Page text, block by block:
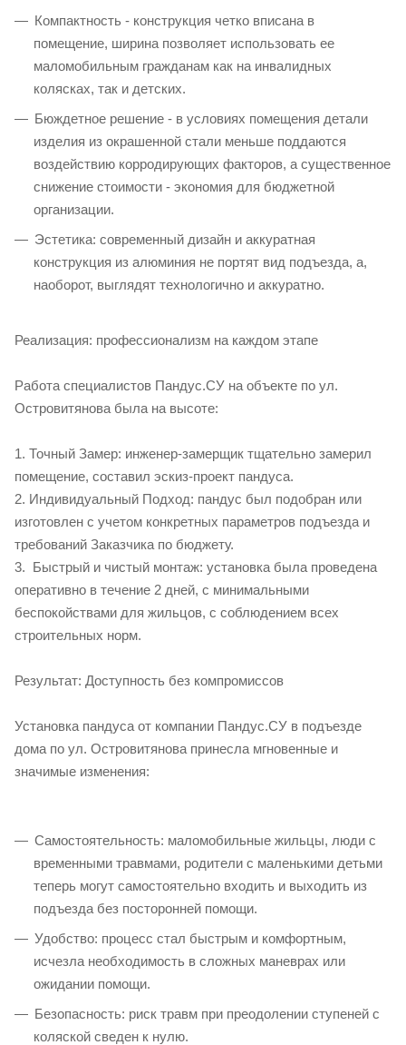
Компактность - конструкция четко вписана в
помещение, ширина позволяет использовать ее
маломобильным гражданам как на инвалидных
колясках, так и детских.
Бюждетное решение - в условиях помещения детали
изделия из окрашенной стали меньше поддаются
воздействию корродирующих факторов, а существенное
снижение стоимости - экономия для бюджетной
организации.
Эстетика: современный дизайн и аккуратная
конструкция из алюминия не портят вид подъезда, а,
наоборот, выглядят технологично и аккуратно.
Реализация: профессионализм на каждом этапе
Работа специалистов Пандус.СУ на объекте по ул.
Островитянова была на высоте:
1. Точный Замер: инженер-замерщик тщательно замерил
помещение, составил эскиз-проект пандуса.
2. Индивидуальный Подход: пандус был подобран или
изготовлен с учетом конкретных параметров подъезда и
требований Заказчика по бюджету.
3. Быстрый и чистый монтаж: установка была проведена
оперативно в течение 2 дней, с минимальными
беспокойствами для жильцов, с соблюдением всех
строительных норм.
Результат: Доступность без компромиссов
Установка пандуса от компании Пандус.СУ в подъезде
дома по ул. Островитянова принесла мгновенные и
значимые изменения:
Самостоятельность: маломобильные жильцы, люди с
временными травмами, родители с маленькими детьми
теперь могут самостоятельно входить и выходить из
подъезда без посторонней помощи.
Удобство: процесс стал быстрым и комфортным,
исчезла необходимость в сложных маневрах или
ожидании помощи.
Безопасность: риск травм при преодолении ступеней с
коляской сведен к нулю.